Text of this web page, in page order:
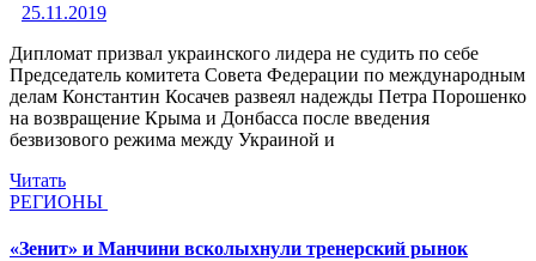
25.11.2019
Дипломат призвал украинского лидера не судить по себе
Председатель комитета Совета Федерации по международным
делам Константин Косачев развеял надежды Петра Порошенко
на возвращение Крыма и Донбасса после введения
безвизового режима между Украиной и
Читать
РЕГИОНЫ
«Зенит» и Манчини всколыхнули тренерский рынок